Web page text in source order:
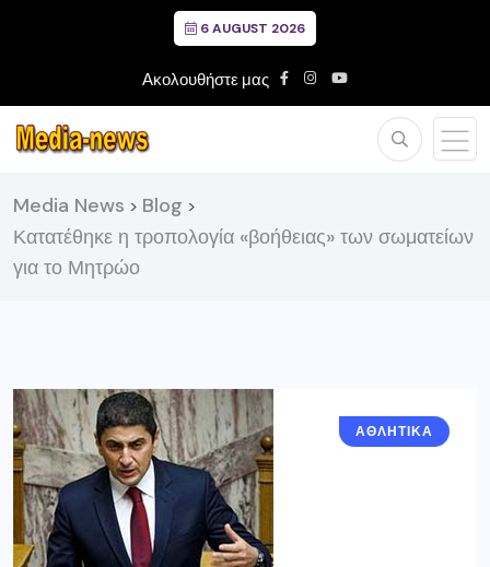
6 AUGUST 2026
Ακολουθήστε μας
Media News > Blog >
Κατατέθηκε η τροπολογία «βοήθειας» των σωματείων
για το Μητρώο
ΑΘΛΗΤΙΚΑ